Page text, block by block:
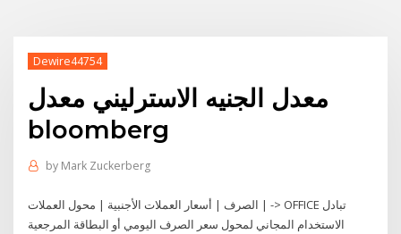
Dewire44754
معدل الجنيه الاسترليني معدل
bloomberg
by Mark Zuckerberg
الصرف | أسعار العملات الأجنبية | محول العملات | -> OFFICE تبادل
الاستخدام المجاني لمحول سعر الصرف اليومي أو البطاقة المرجعية